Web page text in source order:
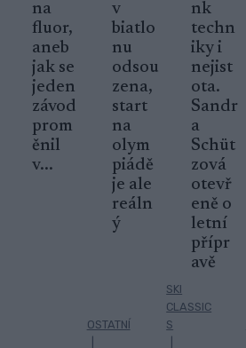
na
fluor,
aneb
jak se
jeden
závod
prom
ěnil
v...
v
biatlo
nu
odsou
zena,
start
na
olym
piádě
je ale
reáln
ý
OSTATNÍ
nk
techn
iky i
nejist
ota.
Sandr
a
Schüt
zová
otevř
eně o
letní
přípr
avě
SKI
CLASSIC
S